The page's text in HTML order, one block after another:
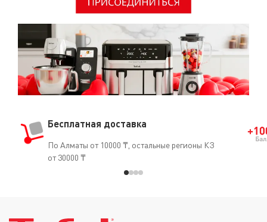
Бесплатная доставка
По Алматы от 10000 ₸, остальные регионы КЗ
от 30000 ₸